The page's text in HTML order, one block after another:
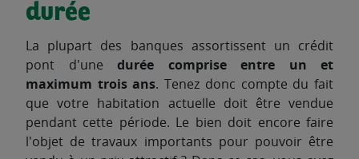
durée
La plupart des banques assortissent un crédit
pont d'une durée comprise entre un et
maximum trois ans. Tenez donc compte du fait
que votre habitation actuelle doit être vendue
pendant cette période. Le bien doit encore faire
l'objet de travaux importants pour pouvoir être